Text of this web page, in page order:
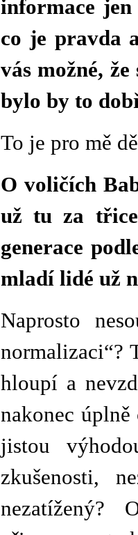
informace
co je pravda
vás možné,
bylo by to
To je pro mě
O voličích
už tu za
generace
mladí lidé už
Naprosto
normalizaci“?
hloupí a
nakonec úplně
jistou
zkušenosti,